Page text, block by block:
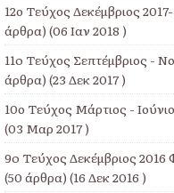
12ο Τεύχος Δεκέμβριος
άρθρα) (06 Ιαν 2018 )
11o Τεύχος Σεπτέμβριος -
άρθρα) (23 Δεκ 2017 )
10ο Τεύχος Μάρτιος -
(03 Μαρ 2017 )
9o Τεύχος Δεκέμβριος 2016
(50 άρθρα) (16 Δεκ 2016 )